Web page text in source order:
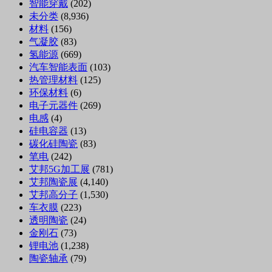
智能穿戴 (202)
未分类 (8,936)
材料 (156)
气凝胶 (83)
氢能源 (669)
汽车智能表面 (103)
热管理材料 (125)
环保材料 (6)
电子元器件 (269)
电感 (4)
硅电容器 (13)
碳化硅陶瓷 (83)
笔电 (242)
艾邦5G加工展 (781)
艾邦陶瓷展 (4,140)
艾邦高分子 (1,530)
车衣膜 (223)
透明陶瓷 (24)
金刚石 (73)
锂电池 (1,238)
陶瓷轴承 (79)